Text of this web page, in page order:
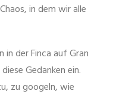
in dem wir alle
in der Finca auf Gran
Gedanken ein.
zu googeln, wie